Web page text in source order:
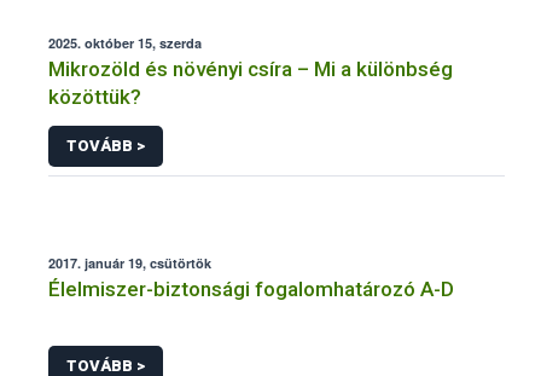
2025. október 15, szerda
Mikrozöld és növényi csíra – Mi a különbség
közöttük?
TOVÁBB >
2017. január 19, csütörtök
Élelmiszer-biztonsági fogalomhatározó A-D
TOVÁBB >